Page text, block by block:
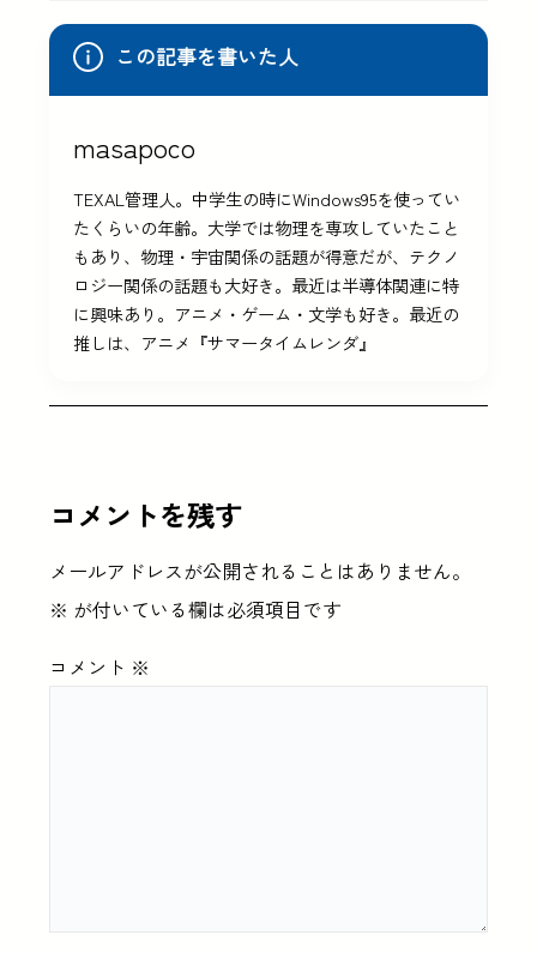
この記事を書いた人
masapoco
TEXAL管理人。中学生の時にWindows95を使ってい
たくらいの年齢。大学では物理を専攻していたこと
もあり、物理・宇宙関係の話題が得意だが、テクノ
ロジー関係の話題も大好き。最近は半導体関連に特
に興味あり。アニメ・ゲーム・文学も好き。最近の
推しは、アニメ『サマータイムレンダ』
コメントを残す
メールアドレスが公開されることはありません。
※ が付いている欄は必須項目です
コメント ※